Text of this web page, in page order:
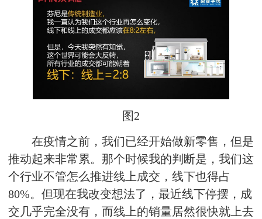
图2
在疫情之前，我们已经开始做新零售，但是
推动起来非常累。那个时候我的判断是，我们这
个行业不管怎么推进线上成交，线下也得占
80%。但现在我改变想法了，最近线下停摆，成
交几乎完全没有，而线上的销量居然很快就上去